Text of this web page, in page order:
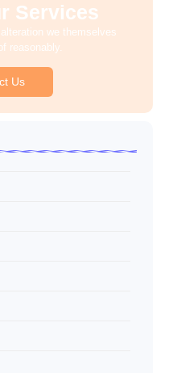
Services
we themselves
reasonably.
Us